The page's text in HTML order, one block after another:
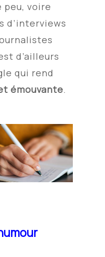
peu, voire
d’interviews
d’ailleurs
qui rend
émouvante.